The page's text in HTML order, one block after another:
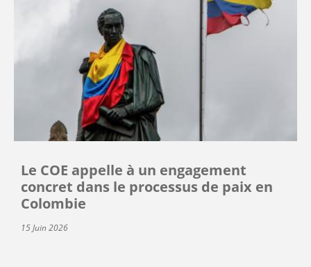
Le COE appelle à un engagement
concret dans le processus de paix en
Colombie
15 Juin 2026